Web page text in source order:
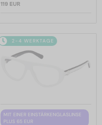
119 EUR
2-4 WERKTAGE
MIT EINER EINSTÄRKENGLASLINSE
PLUS 65 EUR